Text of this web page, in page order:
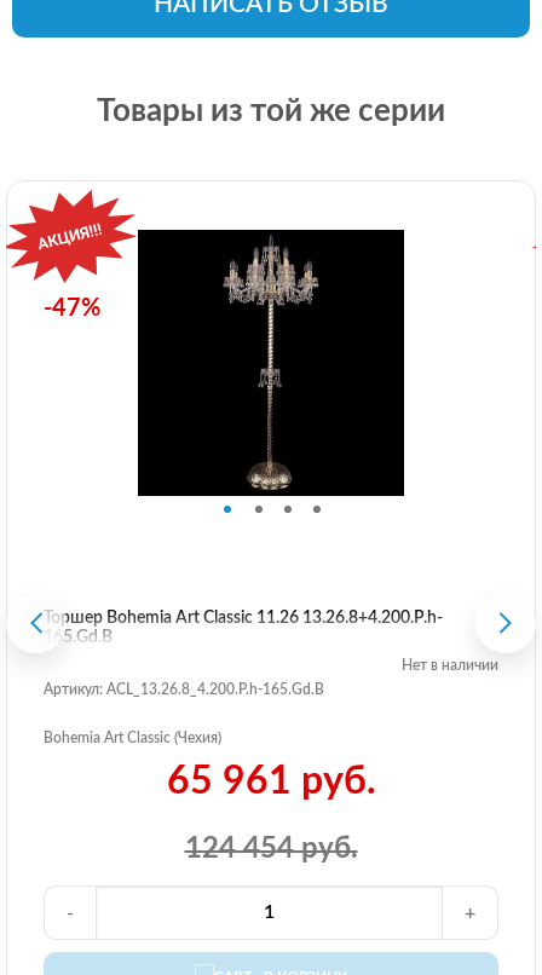
Товары из той же серии
-47%
Торшер Bohemia Art Classic 11.26 13.26.8+4.200.P.h-
165.Gd.B
Нет в наличии
Артикул: ACL_13.26.8_4.200.P.h-165.Gd.B
Bohemia Art Classic (Чехия)
124 454 руб.
65 961 руб.
- +